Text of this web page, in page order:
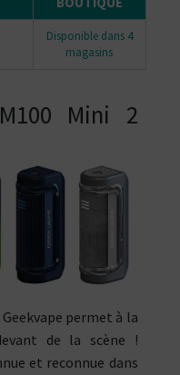
Disponible dans 4
magasins
Mini 2
permet à la
de la scène !
et reconnue dans